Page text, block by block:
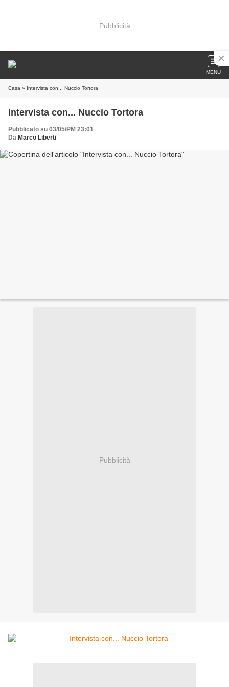
Pubblicità
MENU
Casa » Intervista con... Nuccio Tortora
Intervista con... Nuccio Tortora
Pubblicato su 03/05/PM 23:01
Da Marco Liberti
Pubblicità